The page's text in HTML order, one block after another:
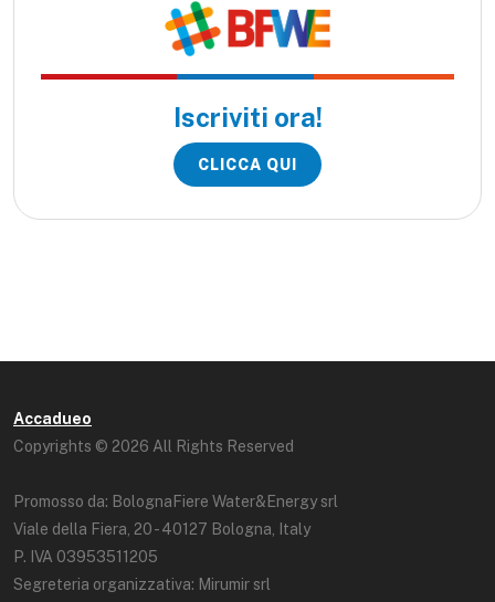
Iscriviti ora!
CLICCA QUI
Accadueo
Copyrights © 2026 All Rights Reserved
Promosso da: BolognaFiere Water&Energy srl
Viale della Fiera, 20 - 40127 Bologna, Italy
P. IVA 03953511205
Segreteria organizzativa: Mirumir srl